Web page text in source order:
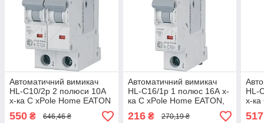
Автоматичний вимикач
HL-С10/2р 2 полюси 10А
х-ка С xPole Home EATON
550 ₴ 646,46 ₴
Автоматичний вимикач
HL-C16/1р 1 полюс 16А х-
ка С xPole Home EATON,
10192
216₴ 270,19 ₴
HL-
х-ка
517